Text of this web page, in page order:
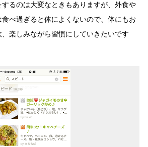
るのは大変なときもありますが、外食や
べ過ぎると体によくないので、体にもお
楽しみながら習慣にしていきたいです